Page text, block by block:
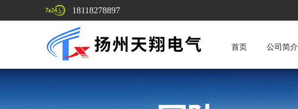
18118278897
首页 公司简介